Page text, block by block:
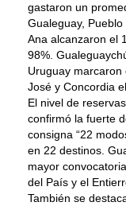
gastaron un
Gualeguay,
Ana alcanzaron el
98%.
Uruguay marcaron
José y Concordia
El nivel de
confirmó la fuerte
consigna “22
en 22 destinos.
mayor
del País y el
También se